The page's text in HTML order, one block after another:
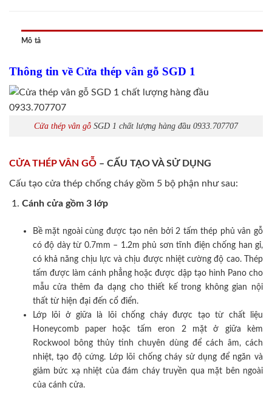
Mô tả
Thông tin về Cửa thép vân gỗ SGD 1
Cửa thép vân gỗ SGD 1 chất lượng hàng đầu 0933.707707
CỬA THÉP VÂN GỖ – CẤU TẠO VÀ SỬ DỤNG
Cấu tạo cửa thép chống cháy gồm 5 bộ phận như sau:
Cánh cửa gồm 3 lớp
Bề mặt ngoài cùng được tạo nên bởi 2 tấm thép phủ vân gỗ
có độ dày từ 0.7mm – 1.2m phủ sơn tĩnh điện chống han gỉ,
có khả năng chịu lực và chịu được nhiệt cường độ cao. Thép
tấm được làm cánh phẳng hoặc được dập tạo hình Pano cho
mẫu cửa thêm đa dạng cho thiết kế trong không gian nội
thất từ hiện đại đến cổ điển.
Lớp lõi ở giữa là lõi chống cháy được tạo từ chất liệu
Honeycomb paper hoặc tấm eron 2 mặt ở giữa kèm
Rockwool bông thủy tinh chuyên dùng để cách âm, cách
nhiệt, tạo độ cứng. Lớp lõi chống cháy sử dụng để ngăn và
giảm bức xạ nhiệt của đám cháy truyền qua mặt bên ngoài
của cánh cửa.